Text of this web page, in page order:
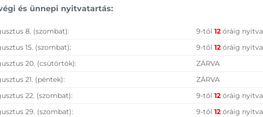
Garanciavállalás
50 000 Ft felett ingyenes szállítás
Szolgáltatásaink vállalkozásoknak
és ünnepi nyitvatartás:
8. (szombat): 9-től 12óráig nyitva
15. (szombat):
9-től 12óráig nyitva
20. (csütörtök):
ZÁRVA
21. (péntek):
ZÁRVA
22. (szombat):
9-től 12óráig nyitva
29. (szombat):
9-től 12óráig nyitva